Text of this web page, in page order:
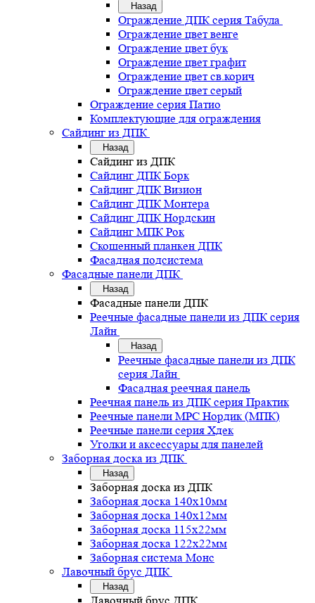
Назад
Ограждение ДПК серия Табула
Ограждение цвет венге
Ограждение цвет бук
Ограждение цвет графит
Ограждение цвет св.корич
Ограждение цвет серый
Ограждение серия Патио
Комплектующие для ограждения
Сайдинг из ДПК
Назад
Сайдинг из ДПК
Сайдинг ДПК Борк
Сайдинг ДПК Визион
Сайдинг ДПК Монтера
Сайдинг ДПК Нордскин
Сайдинг МПК Рок
Скошенный планкен ДПК
Фасадная подсистема
Фасадные панели ДПК
Назад
Фасадные панели ДПК
Реечные фасадные панели из ДПК серия
Лайн
Назад
Реечные фасадные панели из ДПК
серия Лайн
Фасадная реечная панель
Реечная панель из ДПК серия Практик
Реечные панели MPC Нордик (МПК)
Реечные панели серия Хдек
Уголки и аксессуары для панелей
Заборная доска из ДПК
Назад
Заборная доска из ДПК
Заборная доска 140х10мм
Заборная доска 140х12мм
Заборная доска 115х22мм
Заборная доска 122х22мм
Заборная система Монс
Лавочный брус ДПК
Назад